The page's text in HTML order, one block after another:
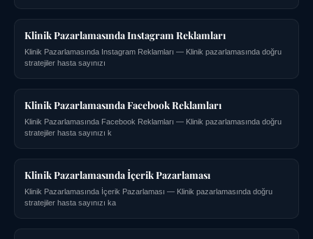
Klinik Pazarlamasında Instagram Reklamları
Klinik Pazarlamasında Instagram Reklamları — Klinik pazarlamasında doğru
stratejiler hasta sayınızı
Klinik Pazarlamasında Facebook Reklamları
Klinik Pazarlamasında Facebook Reklamları — Klinik pazarlamasında doğru
stratejiler hasta sayınızı k
Klinik Pazarlamasında İçerik Pazarlaması
Klinik Pazarlamasında İçerik Pazarlaması — Klinik pazarlamasında doğru
stratejiler hasta sayınızı ka